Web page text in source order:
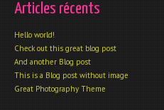
Articles récents
Hello world!
Check out this great blog post
And another Blog post
This is a Blog post without image
Great Photography Theme